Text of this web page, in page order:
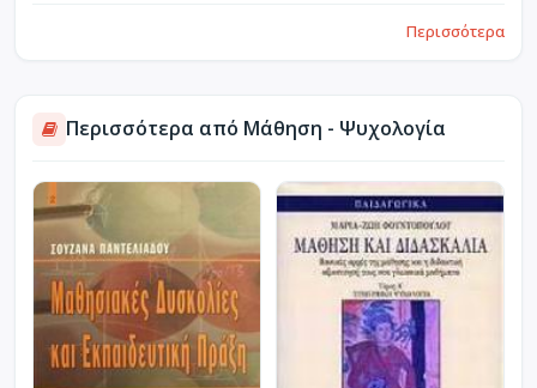
Περισσότερα
Περισσότερα από Μάθηση - Ψυχολογία